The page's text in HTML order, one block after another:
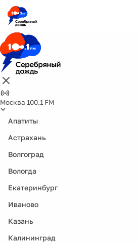
Москва 100.1 FM
Апатиты
Астрахань
Волгоград
Вологда
Екатеринбург
Иваново
Казань
Калининград